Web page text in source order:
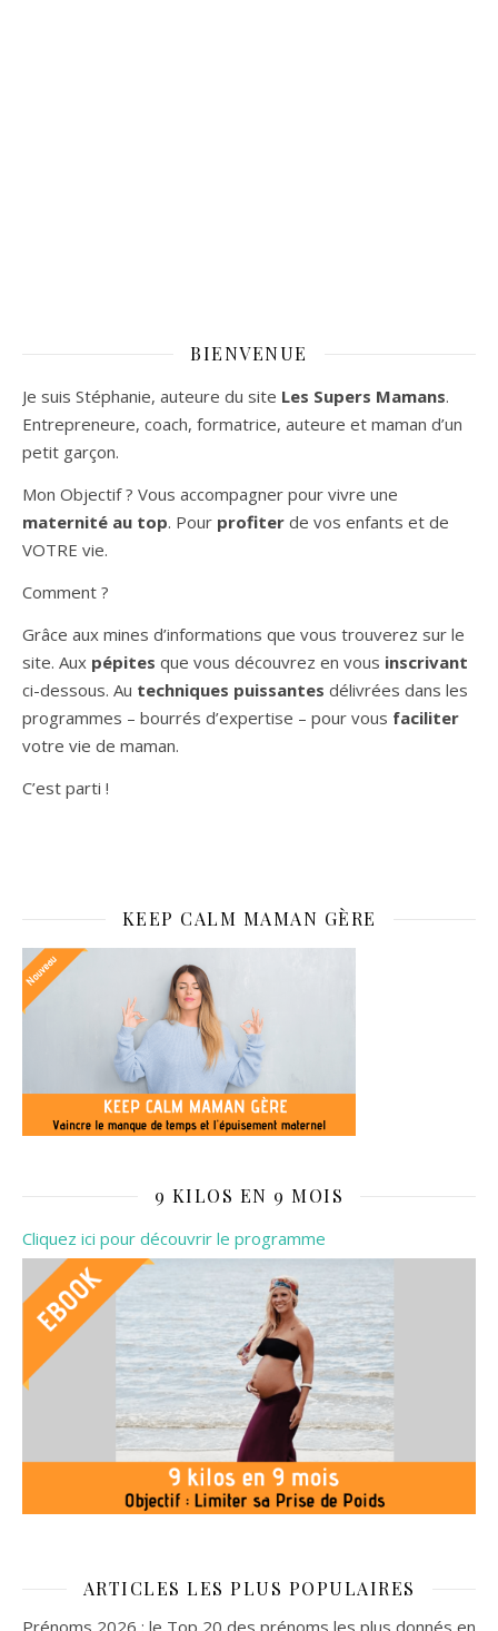
BIENVENUE
Je suis Stéphanie, auteure du site Les Supers Mamans.
Entrepreneure, coach, formatrice, auteure et maman d’un
petit garçon.
Mon Objectif ? Vous accompagner pour vivre une
maternité au top. Pour profiter de vos enfants et de
VOTRE vie.
Comment ?
Grâce aux mines d’informations que vous trouverez sur le
site. Aux pépites que vous découvrez en vous inscrivant
ci-dessous. Au techniques puissantes délivrées dans les
programmes – bourrés d’expertise – pour vous faciliter
votre vie de maman.
C’est parti !
KEEP CALM MAMAN GÈRE
9 KILOS EN 9 MOIS
Cliquez ici pour découvrir le programme
ARTICLES LES PLUS POPULAIRES
Prénoms 2026 : le Top 20 des prénoms les plus donnés en